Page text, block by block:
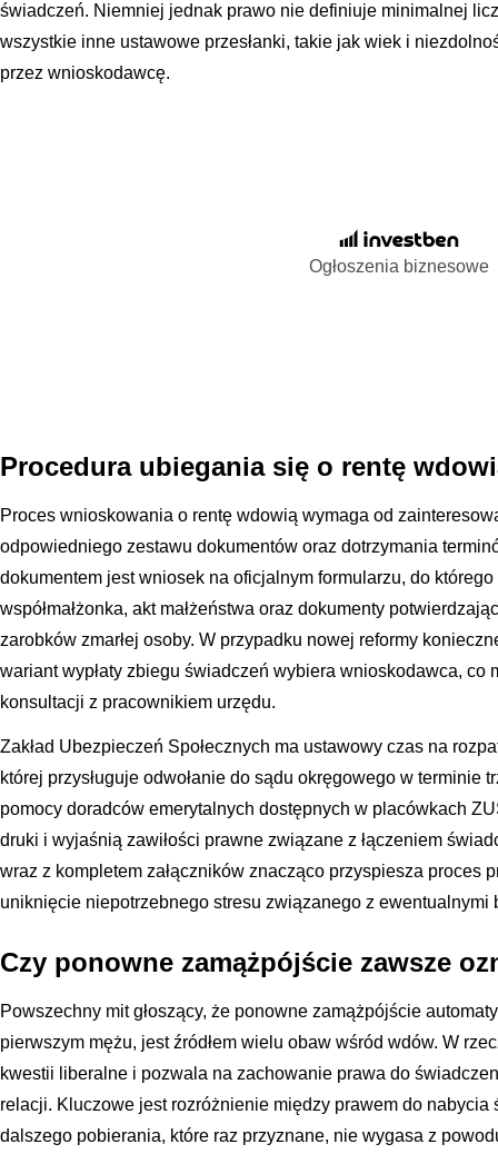
świadczeń. Niemniej jednak prawo nie definiuje minimalnej
wszystkie inne ustawowe przesłanki, takie jak wiek i
przez wnioskodawcę.
Ogłoszenia biznesowe
Procedura ubiegania się o rentę
Proces wnioskowania o rentę wdowią wymaga od
odpowiedniego zestawu dokumentów oraz dotrzymania
dokumentem jest wniosek na oficjalnym formularzu, do
współmałżonka, akt małżeństwa oraz dokumenty
zarobków zmarłej osoby. W przypadku nowej reformy
wariant wypłaty zbiegu świadczeń wybiera wnioskodawca, co
konsultacji z pracownikiem urzędu.
Zakład Ubezpieczeń Społecznych ma ustawowy czas na
której przysługuje odwołanie do sądu okręgowego w terminie
pomocy doradców emerytalnych dostępnych w placówkach
druki i wyjaśnią zawiłości prawne związane z łączeniem
wraz z kompletem załączników znacząco przyspiesza proces
uniknięcie niepotrzebnego stresu związanego z ewentualnymi
Czy ponowne zamążpójście zawsze
Powszechny mit głoszący, że ponowne zamążpójście
pierwszym mężu, jest źródłem wielu obaw wśród wdów. W
kwestii liberalne i pozwala na zachowanie prawa do
relacji. Kluczowe jest rozróżnienie między prawem do
dalszego pobierania, które raz przyznane, nie wygasa z